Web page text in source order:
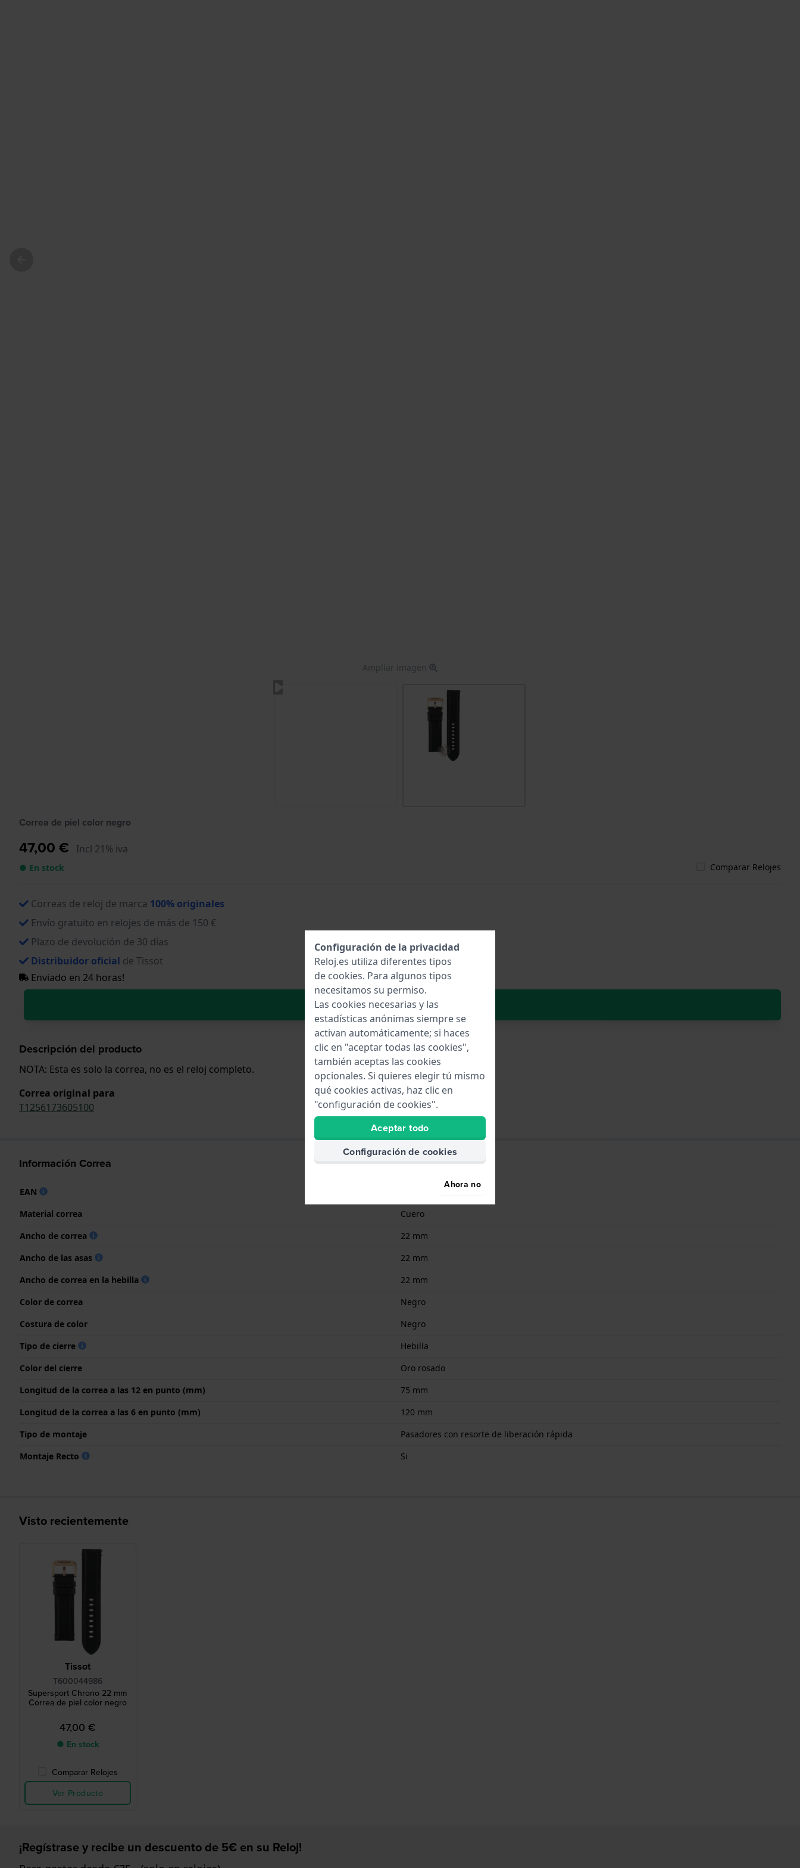
Ampliar imagen
Correa de piel color negro
47,00 € Incl 21% iva
● En stock Comparar Relojes
Correas de reloj de marca 100% originales
Envío gratuito en relojes de más de 150 €
Plazo de devolución de 30 días
Distribuidor oficial de Tissot
Enviado en 24 horas!
Añadir al carrito
Descripción del producto
NOTA: Esta es solo la correa, no es el reloj completo.
Correa original para
T1256173605100
Información Correa
EAN
Material correa
Cuero
Ancho de correa
22 mm
Ancho de las asas
22 mm
Ancho de correa en la hebilla
22 mm
Color de correa
Negro
Costura de color
Negro
Tipo de cierre
Hebilla
Color del cierre
Oro rosado
Longitud de la correa a las 12 en punto (mm)
75 mm
Longitud de la correa a las 6 en punto (mm)
120 mm
Tipo de montaje
Pasadores con resorte de liberación rápida
Montaje Recto
Si
Visto recientemente
Tissot
T600044986
Supersport Chrono 22 mm
Correa de piel color negro
47,00 €
● En stock
Comparar Relojes
Ver Producto
¡Regístrase y recibe un descuento de 5€ en su Reloj!
Configuración de la privacidad
Reloj.es utiliza diferentes tipos
de cookies. Para algunos tipos
necesitamos su permiso.
Las cookies necesarias y las
estadísticas anónimas siempre se
activan automáticamente; si haces
clic en "aceptar todas las cookies",
también aceptas las cookies
opcionales. Si quieres elegir tú mismo
qué cookies activas, haz clic en
"configuración de cookies".
Aceptar todo
Configuración de cookies
Ahora no